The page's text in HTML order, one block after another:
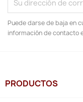
Puede darse de baja en
información de contacto
PRODUCTOS